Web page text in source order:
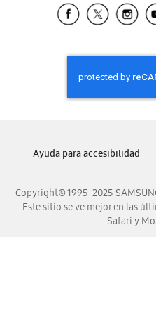
Samsung
Samsung
Copyright© 1995-2025
Este sitio se ve mejor en las
Safari y
Ayuda para accesibilidad